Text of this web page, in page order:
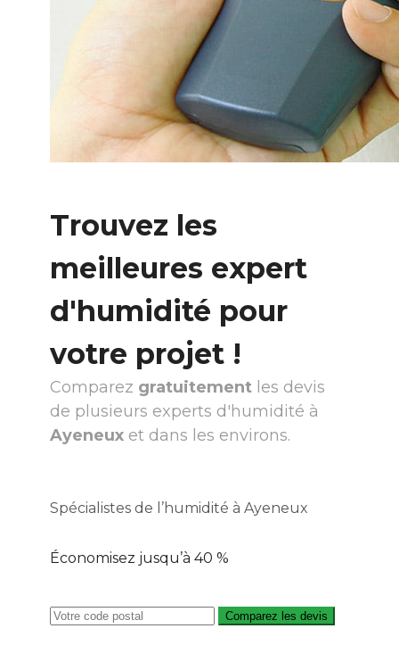
Trouvez les
meilleures expert
d'humidité pour
votre projet !
Comparez gratuitement les devis
de plusieurs experts d'humidité à
Ayeneux et dans les environs.
Spécialistes de l’humidité à Ayeneux
Économisez jusqu’à 40 %
Comparez les devis